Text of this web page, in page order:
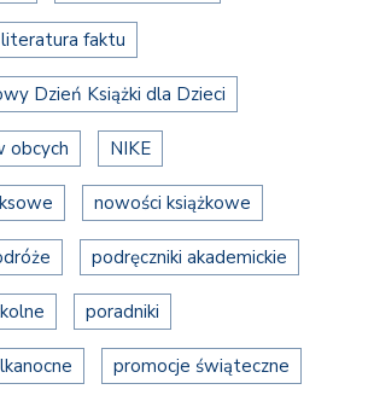
literatura faktu
Dzień Książki dla Dzieci
obcych NIKE
nowości książkowe
podręczniki akademickie
poradniki
promocje świąteczne